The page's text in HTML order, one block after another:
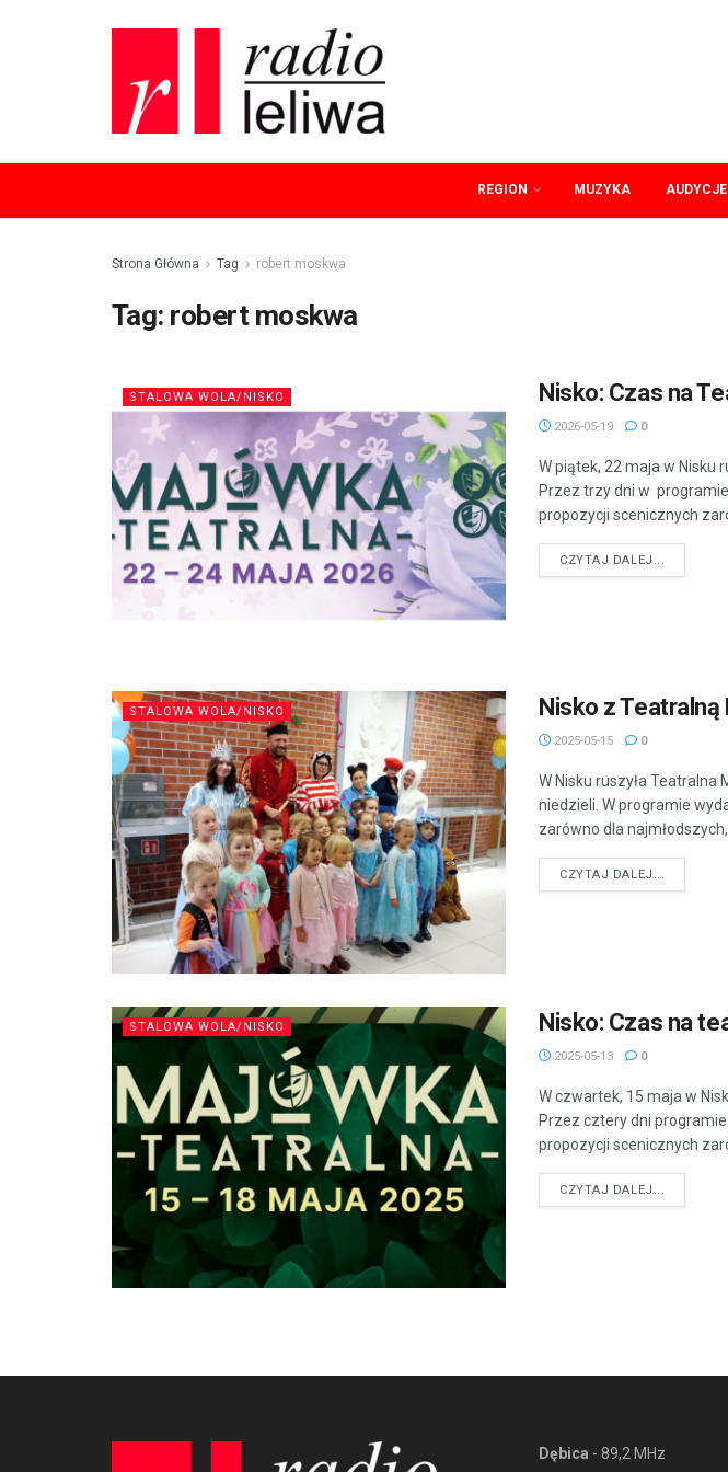
REGION MUZYKA AUDYCJE
Strona Główna Tag robert moskwa
Tag: robert moskwa
STALOWA WOLA/NISKO Nisko: Czas na
2026-05-19 0
W piątek, 22 maja w Nisku
Przez trzy dni w
propozycji scenicznych
CZYTAJ DALEJ...
STALOWA WOLA/NISKO Nisko z Teatralną
2025-05-15 0
W Nisku ruszyła Teatralna
niedzieli. W programie
zarówno dla najmłodszych,
CZYTAJ DALEJ...
STALOWA WOLA/NISKO Nisko: Czas na
2025-05-13 0
W czwartek, 15 maja w
Przez cztery dni
propozycji scenicznych
CZYTAJ DALEJ...
Dębica - 89,2 MHz